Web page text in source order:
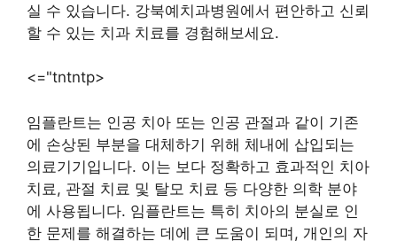
실 수 있습니다. 강북예치과병원에서 편안하고 신뢰
할 수 있는 치과 치료를 경험해보세요.
<="tntntp>
임플란트는 인공 치아 또는 인공 관절과 같이 기존
에 손상된 부분을 대체하기 위해 체내에 삽입되는
의료기기입니다. 이는 보다 정확하고 효과적인 치아
치료, 관절 치료 및 탈모 치료 등 다양한 의학 분야
에 사용됩니다. 임플란트는 특히 치아의 분실로 인
한 문제를 해결하는 데에 큰 도움이 되며, 개인의 자